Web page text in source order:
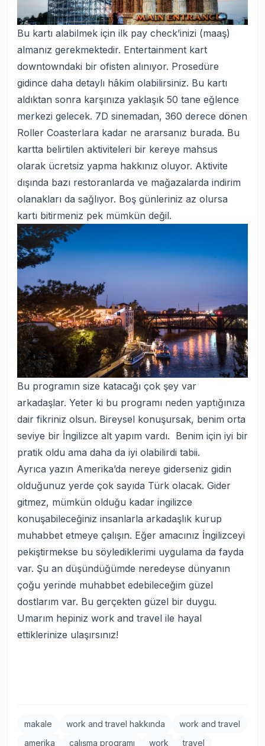
Bu kartı alabilmek için ilk pay check’inizi (maaş)
almanız gerekmektedir. Entertainment kart
downtowndaki bir ofisten alınıyor. Prosedüre
gidince daha detaylı hâkim olabilirsiniz. Bu kartı
aldıktan sonra karşınıza yaklaşık 50 tane eğlence
merkezi gelecek. 7D sinemadan, 360 derece dönen
Roller Coasterlara kadar ne ararsanız burada. Bu
kartta belirtilen aktiviteleri bir kereye mahsus
olarak ücretsiz yapma hakkınız oluyor. Aktivite
dışında bazı restoranlarda ve mağazalarda indirim
olanakları da sağlıyor. Boş günleriniz az olursa
kartı bitirmeniz pek mümkün değil.
Bu programın size katacağı çok şey var
arkadaşlar. Yeter ki bu programı neden yaptığınıza
dair fikriniz olsun. Bireysel konuşursak, benim orta
seviye bir İngilizce alt yapım vardı. Benim için iyi bir
pratik oldu ama daha da iyi olabilirdi tabii.
Ayrıca yazın Amerika’da nereye giderseniz gidin
olduğunuz yerde çok sayıda Türk olacak. Gider
gitmez, mümkün olduğu kadar ingilizce
konuşabileceğiniz insanlarla arkadaşlık kurup
muhabbet etmeye çalışın. Eğer amacınız İngilizceyi
pekiştirmekse bu söylediklerimi uygulama da fayda
var. Şu an düşündüğümde neredeyse dünyanın
çoğu yerinde muhabbet edebileceğim güzel
dostlarım var. Bu gerçekten güzel bir duygu.
Umarım hepiniz work and travel ile hayal
ettiklerinize ulaşırsınız!
makale work and travel hakkında
work and travel
amerika
çalışma programı work travel